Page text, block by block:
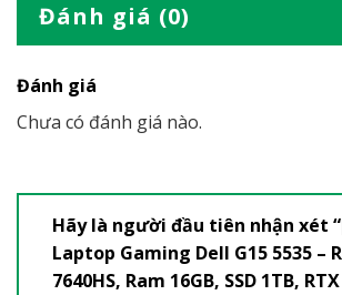
Đánh giá (0)
Đánh giá
Chưa có đánh giá nào.
Hãy là người đầu tiên nhận xét
Laptop Gaming Dell G15 5535 –
7640HS, Ram 16GB, SSD 1TB,